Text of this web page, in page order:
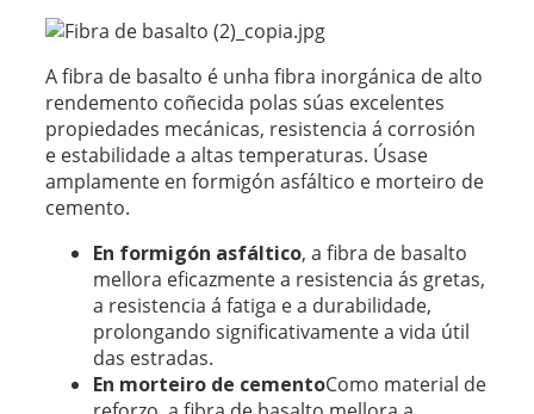
A fibra de basalto é unha fibra inorgánica de alto
rendemento coñecida polas súas excelentes
propiedades mecánicas, resistencia á corrosión
e estabilidade a altas temperaturas. Úsase
amplamente en formigón asfáltico e morteiro de
cemento.
En formigón asfáltico, a fibra de basalto
mellora eficazmente a resistencia ás gretas,
a resistencia á fatiga e a durabilidade,
prolongando significativamente a vida útil
das estradas.
En morteiro de cementoComo material de